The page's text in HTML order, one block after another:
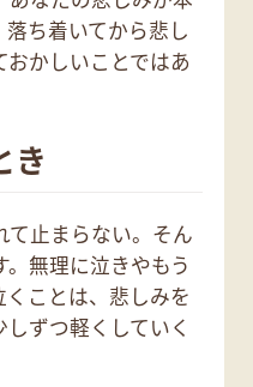
ち着いてから悲し
かしいことではあ
き
て止まらない。そん
無理に泣きやもう
ことは、悲しみを
ずつ軽くしていく